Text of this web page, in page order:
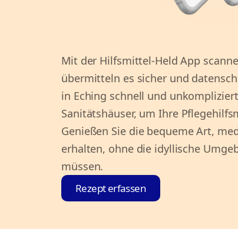
Mit der Hilfsmittel-Held App
übermitteln es sicher und
in Eching schnell und
Sanitätshäuser, um Ihre
Genießen Sie die bequeme Art,
erhalten, ohne die idyllische
müssen.
Rezept erfassen